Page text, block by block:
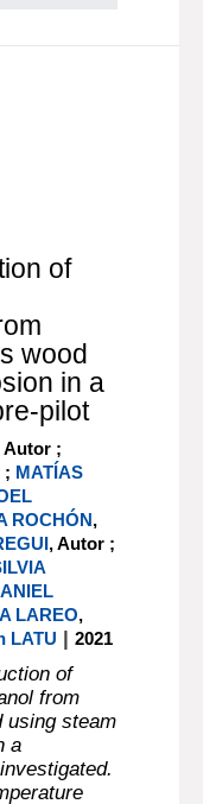
of
wood
in a
pilot
Autor ;
; MATÍAS
ROCHÓN,
, Autor ;
LAREO,
LATU |2021
of
from
using steam
a